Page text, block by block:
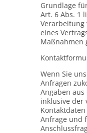
Grundlage
Art. 6 Abs. 1
Verarbeitung
eines
Maßnahmen
Wenn Sie
Anfragen
Angaben
inklusive der
Anfrage und